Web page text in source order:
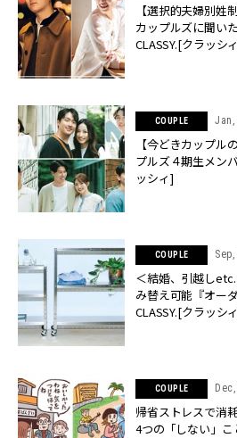
【選択的夫婦別姓
カップルズに聞い
CLASSY.[クラッシ
COUPLE Jan,
【今どきカップル
プルズ４期生メン
ッシィ]
COUPLE
＜結婚、引越し
み替え可能『オー
CLASSY.[クラッシ
COUPLE
帰省ストレスで消
4つの「しない」こ